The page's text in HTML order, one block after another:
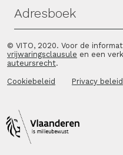
Adresboek
© VITO, 2020. Voor de
vrijwaringsclausule en een
auteursrecht.
Cookiebeleid Privacy beleid